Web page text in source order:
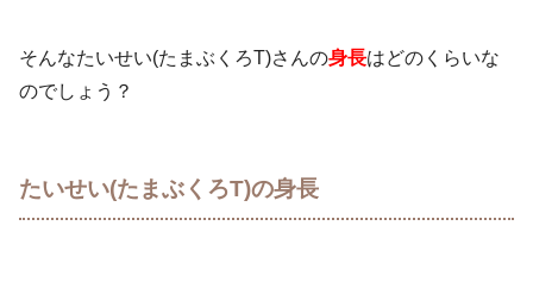
そんなたいせい(たまぶくろT)さんの身長はどのくらいな
のでしょう？
たいせい(たまぶくろT)の身長